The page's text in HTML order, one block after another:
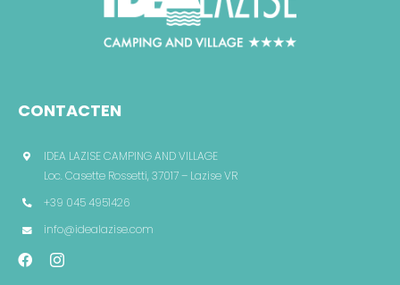
CONTACTEN
IDEA LAZISE CAMPING AND VILLAGE
Loc. Casette Rossetti, 37017 – Lazise VR
+39 045 4951426
info@idealazise.com